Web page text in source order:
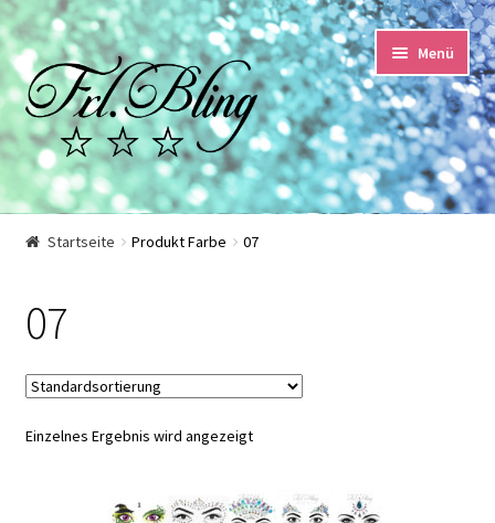
Zur
Navigation
springen
Springe
zum
Inhalt
Menü
Start
Datenschutzerklärung
Echtheit von Bewertungen
Impressum
Startseite Produkt Farbe 07
07
Einzelnes Ergebnis wird angezeigt